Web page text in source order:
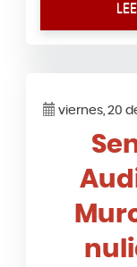
viernes, 20